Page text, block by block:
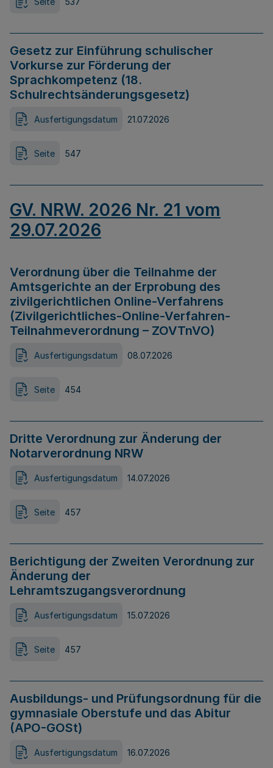
Gesetz zur Einführung schulischer
Vorkurse zur Förderung der
Sprachkompetenz (18.
Schulrechtsänderungsgesetz)
Ausfertigungsdatum 21.07.2026
Seite 547
GV. NRW. 2026 Nr. 21 vom
29.07.2026
Verordnung über die Teilnahme der
Amtsgerichte an der Erprobung des
zivilgerichtlichen Online-Verfahrens
(Zivilgerichtliches-Online-Verfahren-
Teilnahmeverordnung – ZOVTnVO)
Ausfertigungsdatum 08.07.2026
Seite 454
Dritte Verordnung zur Änderung der
Notarverordnung NRW
Ausfertigungsdatum 14.07.2026
Seite 457
Berichtigung der Zweiten Verordnung zur
Änderung der
Lehramtszugangsverordnung
Ausfertigungsdatum 15.07.2026
Seite 457
Ausbildungs- und Prüfungsordnung für die
gymnasiale Oberstufe und das Abitur
(APO-GOSt)
Ausfertigungsdatum 16.07.2026